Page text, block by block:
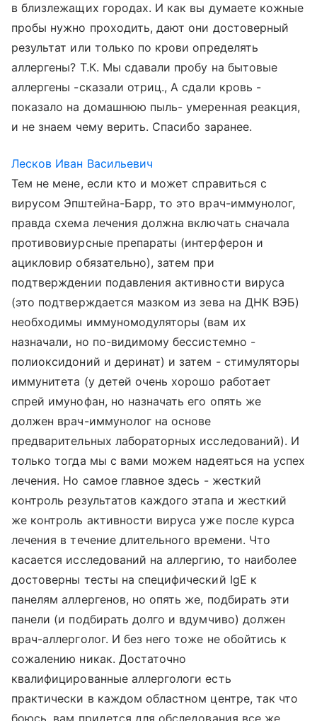
в близлежащих городах. И как вы думаете кожные
пробы нужно проходить, дают они достоверный
результат или только по крови определять
аллергены? Т.К. Мы сдавали пробу на бытовые
аллергены -сказали отриц., А сдали кровь -
показало на домашнюю пыль- умеренная реакция,
и не знаем чему верить. Спасибо заранее.
Лесков Иван Васильевич
Тем не мене, если кто и может справиться с
вирусом Эпштейна-Барр, то это врач-иммунолог,
правда схема лечения должна включать сначала
противовиурсные препараты (интерферон и
ацикловир обязательно), затем при
подтверждении подавления активности вируса
(это подтверждается мазком из зева на ДНК ВЭБ)
необходимы иммуномодуляторы (вам их
назначали, но по-видимому бессистемно -
полиоксидоний и деринат) и затем - стимуляторы
иммунитета (у детей очень хорошо работает
спрей имунофан, но назначать его опять же
должен врач-иммунолог на основе
предварительных лабораторных исследований). И
только тогда мы с вами можем надеяться на успех
лечения. Но самое главное здесь - жесткий
контроль результатов каждого этапа и жесткий
же контроль активности вируса уже после курса
лечения в течение длительного времени. Что
касается исследований на аллергию, то наиболее
достоверны тесты на специфический IgE к
панелям аллергенов, но опять же, подбирать эти
панели (и подбирать долго и вдумчиво) должен
врач-аллерголог. И без него тоже не обойтись к
сожалению никак. Достаточно
квалифицированные аллергологи есть
практически в каждом областном центре, так что
боюсь, вам придется для обследования все же